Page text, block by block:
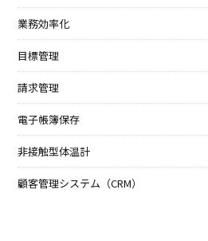
業務効率化
目標管理
請求管理
電子帳簿保存
非接触型体温計
顧客管理システム（CRM）